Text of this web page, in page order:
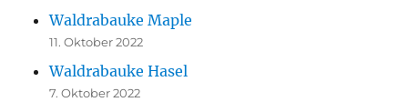
Waldrabauke Maple
11. Oktober 2022
Waldrabauke Hasel
7. Oktober 2022